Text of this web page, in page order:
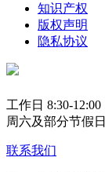
知识产权
版权声明
隐私协议
工作日 8:30-12:00
周六及部分节假
联系我们